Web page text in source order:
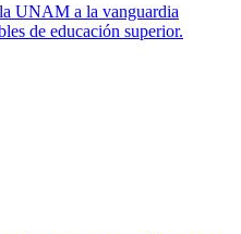
UNAM a la vanguardia
de educación superior.